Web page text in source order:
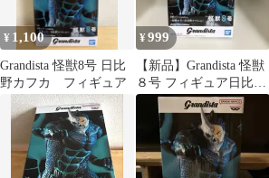
¥ 1,100
Grandista 怪獣8号 日比
野カフカ フィギュア
¥999
【新品】Grandista 怪獣
８号 フィギュア日比野
カフカver.(中身のみ)